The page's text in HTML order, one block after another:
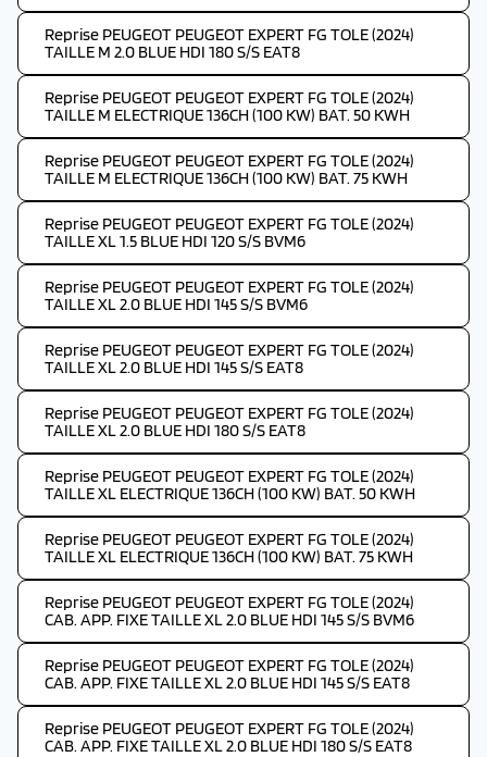
Reprise PEUGEOT PEUGEOT EXPERT FG TOLE (2024)
TAILLE M 2.0 BLUE HDI 180 S/S EAT8
Reprise PEUGEOT PEUGEOT EXPERT FG TOLE (2024)
TAILLE M ELECTRIQUE 136CH (100 KW) BAT. 50 KWH
Reprise PEUGEOT PEUGEOT EXPERT FG TOLE (2024)
TAILLE M ELECTRIQUE 136CH (100 KW) BAT. 75 KWH
Reprise PEUGEOT PEUGEOT EXPERT FG TOLE (2024)
TAILLE XL 1.5 BLUE HDI 120 S/S BVM6
Reprise PEUGEOT PEUGEOT EXPERT FG TOLE (2024)
TAILLE XL 2.0 BLUE HDI 145 S/S BVM6
Reprise PEUGEOT PEUGEOT EXPERT FG TOLE (2024)
TAILLE XL 2.0 BLUE HDI 145 S/S EAT8
Reprise PEUGEOT PEUGEOT EXPERT FG TOLE (2024)
TAILLE XL 2.0 BLUE HDI 180 S/S EAT8
Reprise PEUGEOT PEUGEOT EXPERT FG TOLE (2024)
TAILLE XL ELECTRIQUE 136CH (100 KW) BAT. 50 KWH
Reprise PEUGEOT PEUGEOT EXPERT FG TOLE (2024)
TAILLE XL ELECTRIQUE 136CH (100 KW) BAT. 75 KWH
Reprise PEUGEOT PEUGEOT EXPERT FG TOLE (2024)
CAB. APP. FIXE TAILLE XL 2.0 BLUE HDI 145 S/S BVM6
Reprise PEUGEOT PEUGEOT EXPERT FG TOLE (2024)
CAB. APP. FIXE TAILLE XL 2.0 BLUE HDI 145 S/S EAT8
Reprise PEUGEOT PEUGEOT EXPERT FG TOLE (2024)
CAB. APP. FIXE TAILLE XL 2.0 BLUE HDI 180 S/S EAT8